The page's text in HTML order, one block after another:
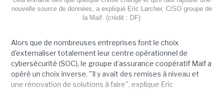
nouvelle source de données, a expliqué Eric Larcher, CISO groupe de
la Maif. (crédit : DF)
Alors que de nombreuses entreprises font le choix
d'externaliser totalement leur centre opérationnel de
cybersécurité (SOC), le groupe d'assurance coopératif Maif a
opéré un choix inverse. "Il y avait des remises à niveau et
une rénovation de solutions à faire", explique Eric